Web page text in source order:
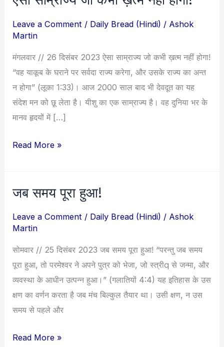
Leave a Comment / Daily Bread (Hindi) / Ashok
Martin
मंगलवार // 26 दिसंबर 2023 ऐसा साम्राज्य जो कभी ख़त्म नहीं होगा!
“वह याकूब के घराने पर सर्वदा राज्य करेगा, और उसके राज्य का अन्त
न होगा” (लूका 1:33)। आज 2000 साल बाद भी देवदूत का यह
संदेश मन को छू लेता है। यीशु का एक साम्राज्य है। वह दुनिया भर के
मानव हृदयों में […]
जो
ख़त्म
नहीं
होगा!
Read More »
जब समय पूरा हुआ!
Leave a Comment / Daily Bread (Hindi) / Ashok
Martin
सोमवार // 25 दिसंबर 2023 जब समय पूरा हुआ! “परन्तु जब समय
पूरा हुआ, तो परमेश्वर ने अपने पुत्र को भेजा, जो स्त्रीq से जन्मा, और
व्यवस्था के आधीन उत्पन्न हुआ।” (गलातियों 4:4) यह इतिहास के उस
क्षण का वर्णन करता है जब मंच बिल्कुल तैयार था। उसी क्षण, न उस
समय से पहले और
जब
पूरा
Read More »